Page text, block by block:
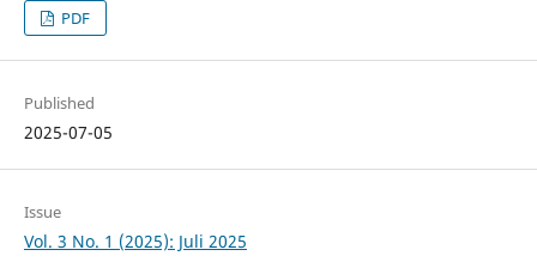
PDF
Published
2025-07-05
Issue
Vol. 3 No. 1 (2025): Juli 2025